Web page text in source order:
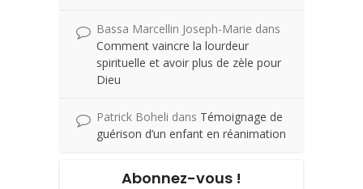
Bassa Marcellin Joseph-Marie dans
Comment vaincre la lourdeur
spirituelle et avoir plus de zèle pour
Dieu
Patrick Boheli dans Témoignage de
guérison d’un enfant en réanimation
Abonnez-vous !